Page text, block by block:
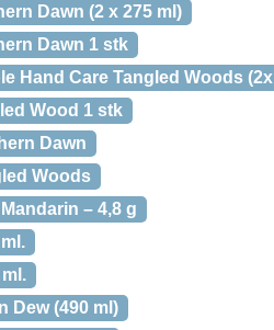
Dawn (2 x 275 ml)
Dawn 1 stk
Hand Care Tangled Woods
Wood 1 stk
Dawn
Woods
– 4,8 g
Dew (490 ml)